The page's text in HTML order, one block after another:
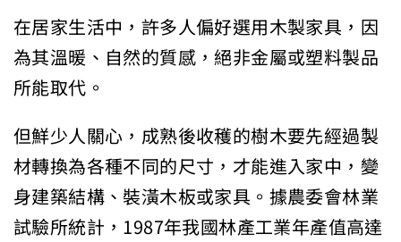
在居家生活中，許多人偏好選用木製家具，因
為其溫暖、自然的質感，絕非金屬或塑料製品
所能取代。
但鮮少人關心，成熟後收穫的樹木要先經過製
材轉換為各種不同的尺寸，才能進入家中，變
身建築結構、裝潢木板或家具。據農委會林業
試驗所統計，1987年我國林產工業年產值高達